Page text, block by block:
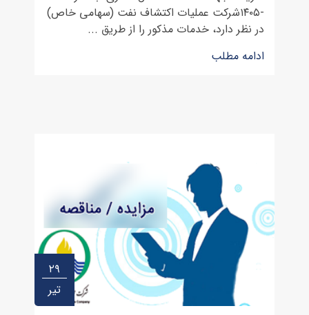
-۱۴۰۵شرکت عملیات اکتشاف نفت (سهامی خاص)
در نظر دارد، خدمات مذکور را از طریق ...
ادامه مطلب
۲۹
تیر